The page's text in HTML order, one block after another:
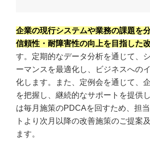
企業の現行システムや業務の課題を
信頼性・耐障害性の向上を目指した
す。定期的なデータ分析を通じて、
ーマンスを最適化し、ビジネスへの
化します。また、定例会を通じて、
を把握し、継続的なサポートを提供
は毎月施策のPDCAを回すため、担
トより次月以降の改善施策のご提案
ます。